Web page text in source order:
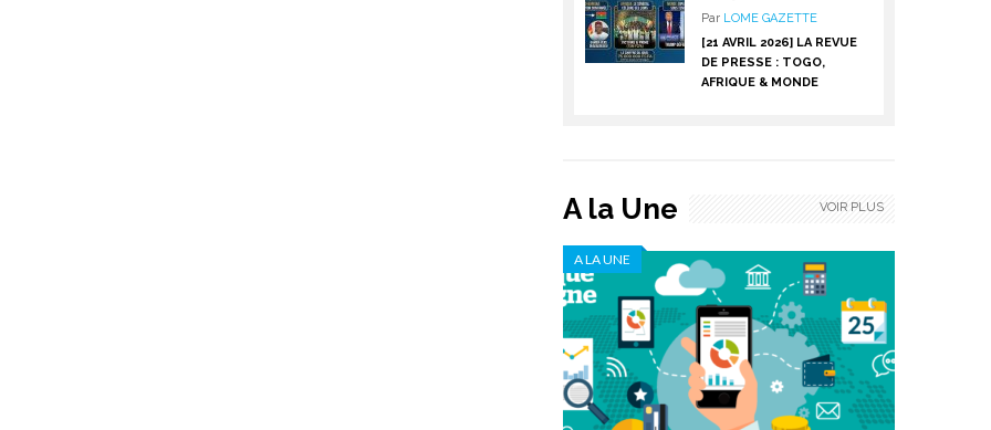
Par LOME GAZETTE
[21 AVRIL 2026] LA REVUE
DE PRESSE : TOGO,
AFRIQUE & MONDE
A la Une
A LA UNE
VOIR PLUS